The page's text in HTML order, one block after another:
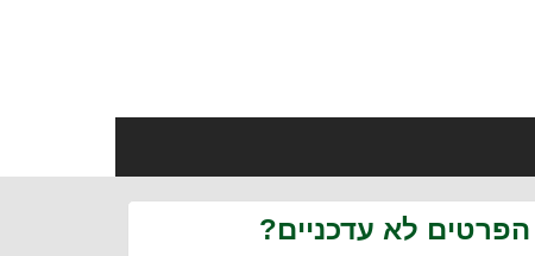
הפרטים לא עדכניים?